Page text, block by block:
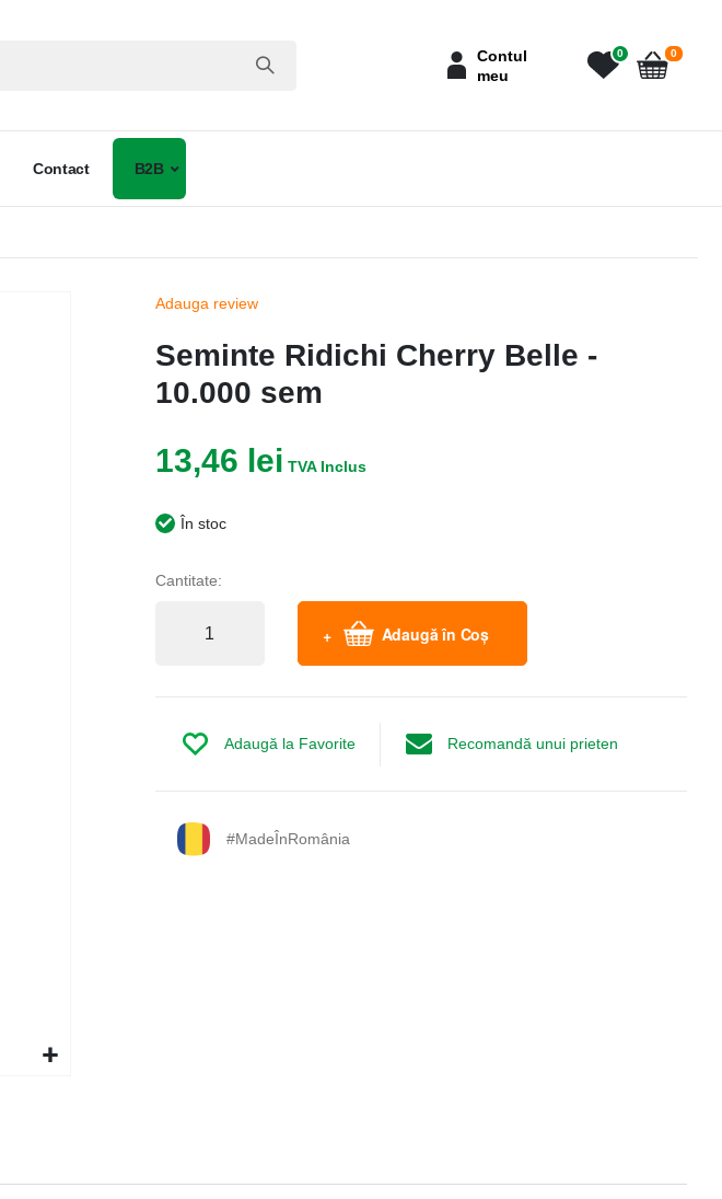
Contul
meu
0
Cart
0articole
Contact B2B
Adauga review
Seminte Ridichi Cherry Belle -
10.000 sem
13,46 lei
În stoc
Cantitate:
Adaugă în Coș
Recomandă unui prieten
Adaugă la Favorite
#MadeÎnRomânia